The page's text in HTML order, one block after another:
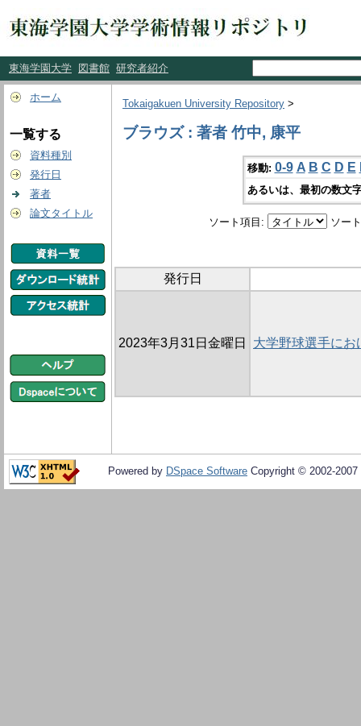
東海学園大学 図書館 研究者紹介
ホーム
一覧する
資料種別
発行日
著者
論文タイトル
Tokaigakuen University Repository >
ブラウズ : 著者 竹中, 康平
移動: 0-9 A B C D E
あるいは、最初の数文
ソート項目: ソー
発行日
2023年3月31日金曜日 大学野球選手に
Powered by DSpace Software Copyright © 2002-2007